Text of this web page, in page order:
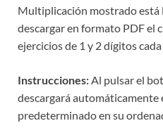
Multiplicación mostrado
descargar en formato PDF el
ejercicios de 1 y 2 dígitos
Instrucciones:Al pulsar el
descargará automáticamente
predeterminado en su